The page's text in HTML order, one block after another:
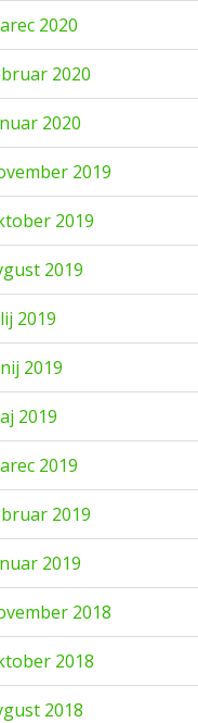
2020
2020
2020
2019
2019
2019
2019
2019
2019
2019
2019
2019
2018
2018
2018